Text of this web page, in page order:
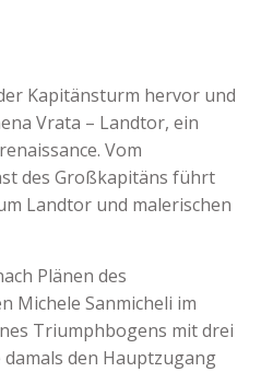
Kapitänsturm hervor und
Vrata – Landtor, ein
Vom
des Großkapitäns führt
Landtor und malerischen
Plänen des
Michele Sanmicheli im
Triumphbogens mit drei
den Hauptzugang